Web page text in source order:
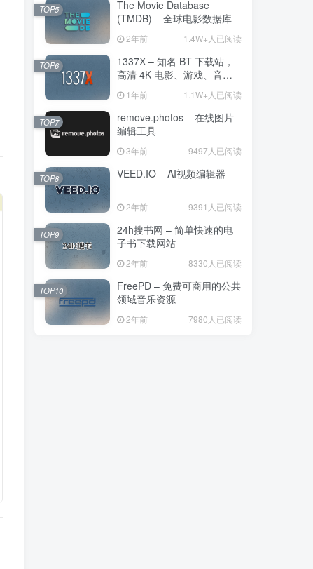
The Movie Database
(TMDB) – 全球电影数据库
2年前 1.4W+人已阅读
TOP5
1337X – 知名 BT 下载站，
高清 4K 电影、游戏、音乐
1年前 1.1W+人已阅读
TOP6
remove.photos – 在线图片
编辑工具
3年前 9497人已阅读
TOP7
VEED.IO – AI视频编辑器
2年前 9391人已阅读
TOP8
24h搜书网 – 简单快速的电
子书下载网站
2年前 8330人已阅读
TOP9
FreePD – 免费可商用的公共
领域音乐资源
2年前 7980人已阅读
TOP10